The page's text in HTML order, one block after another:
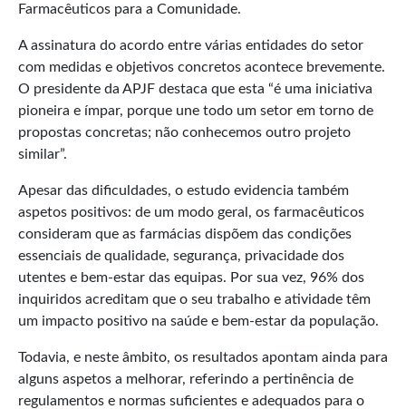
Farmacêuticos para a Comunidade.
A assinatura do acordo entre várias entidades do setor
com medidas e objetivos concretos acontece brevemente.
O presidente da APJF destaca que esta “é uma iniciativa
pioneira e ímpar, porque une todo um setor em torno de
propostas concretas; não conhecemos outro projeto
similar”.
Apesar das dificuldades, o estudo evidencia também
aspetos positivos: de um modo geral, os farmacêuticos
consideram que as farmácias dispõem das condições
essenciais de qualidade, segurança, privacidade dos
utentes e bem-estar das equipas. Por sua vez, 96% dos
inquiridos acreditam que o seu trabalho e atividade têm
um impacto positivo na saúde e bem-estar da população.
Todavia, e neste âmbito, os resultados apontam ainda para
alguns aspetos a melhorar, referindo a pertinência de
regulamentos e normas suficientes e adequados para o